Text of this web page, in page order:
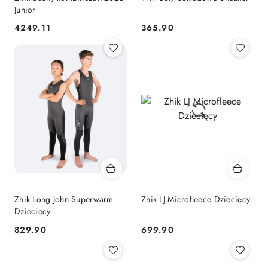
Junior
Cena:
4249.11 Cena:
365.90
Zhik Long John Superwarm
Dziecięcy
Cena:
829.90
Zhik LJ Microfleece Dziecięcy
Cena:
699.90